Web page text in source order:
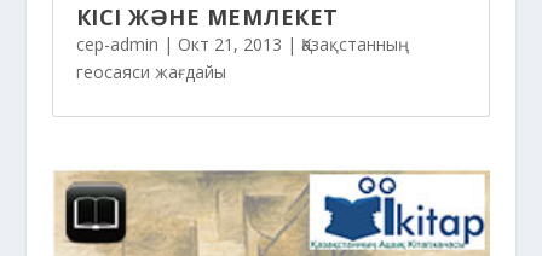
КІСІ ЖӘНЕ МЕМЛЕКЕТ
cep-admin | Окт 21, 2013 | Қазақстанның
геосаяси жағдайы